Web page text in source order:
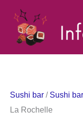
contenu
Sushi bar / Sushi
La Rochelle